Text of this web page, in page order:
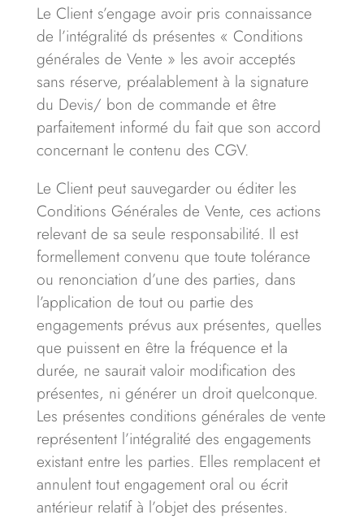
Le Client s’engage avoir pris connaissance
de l’intégralité ds présentes « Conditions
générales de Vente » les avoir acceptés
sans réserve, préalablement à la signature
du Devis/ bon de commande et être
parfaitement informé du fait que son accord
concernant le contenu des CGV.
Le Client peut sauvegarder ou éditer les
Conditions Générales de Vente, ces actions
relevant de sa seule responsabilité. Il est
formellement convenu que toute tolérance
ou renonciation d’une des parties, dans
l’application de tout ou partie des
engagements prévus aux présentes, quelles
que puissent en être la fréquence et la
durée, ne saurait valoir modification des
présentes, ni générer un droit quelconque.
Les présentes conditions générales de vente
représentent l’intégralité des engagements
existant entre les parties. Elles remplacent et
annulent tout engagement oral ou écrit
antérieur relatif à l’objet des présentes.